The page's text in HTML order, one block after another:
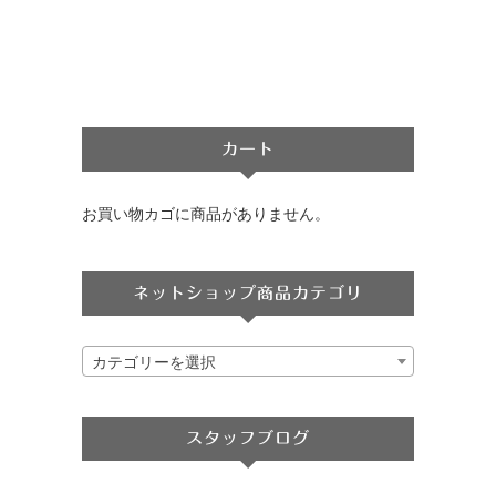
カート
お買い物カゴに商品がありません。
ネットショップ商品カテゴリ
カテゴリーを選択
スタッフブログ